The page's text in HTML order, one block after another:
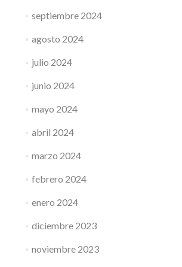
septiembre 2024
agosto 2024
julio 2024
junio 2024
mayo 2024
abril 2024
marzo 2024
febrero 2024
enero 2024
diciembre 2023
noviembre 2023